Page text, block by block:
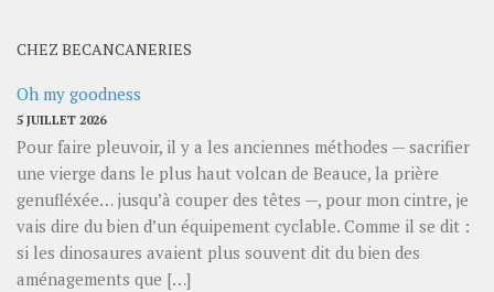
CHEZ BECANCANERIES
Oh my goodness
5 JUILLET 2026
Pour faire pleuvoir, il y a les anciennes méthodes — sacrifier
une vierge dans le plus haut volcan de Beauce, la prière
genufléxée… jusqu’à couper des têtes —, pour mon cintre, je
vais dire du bien d’un équipement cyclable. Comme il se dit :
si les dinosaures avaient plus souvent dit du bien des
aménagements que […]